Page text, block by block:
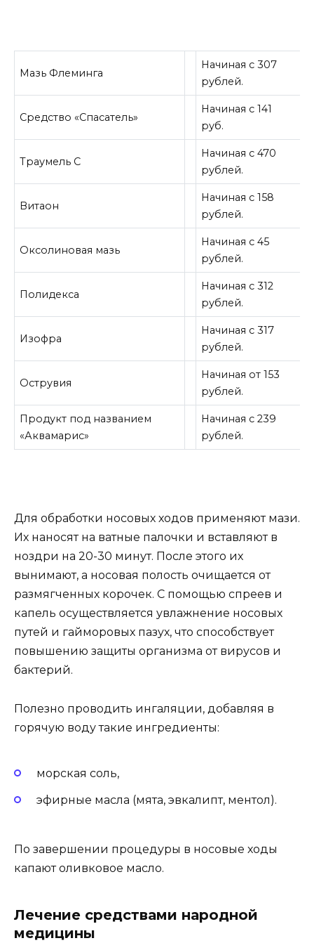
Мазь Флеминга
Начиная с 307
рублей.
Средство «Спасатель»
Начиная с 141
руб.
Траумель С
Начиная с 470
рублей.
Витаон
Начиная с 158
рублей.
Оксолиновая мазь
Начиная с 45
рублей.
Полидекса
Начиная с 312
рублей.
Изофра
Начиная с 317
рублей.
Острувия
Начиная от 153
рублей.
Продукт под названием
«Аквамарис»
Начиная с 239
рублей.
Для обработки носовых ходов применяют мази.
Их наносят на ватные палочки и вставляют в
ноздри на 20-30 минут. После этого их
вынимают, а носовая полость очищается от
размягченных корочек. С помощью спреев и
капель осуществляется увлажнение носовых
путей и гайморовых пазух, что способствует
повышению защиты организма от вирусов и
бактерий.
Полезно проводить ингаляции, добавляя в
горячую воду такие ингредиенты:
морская соль,
эфирные масла (мята, эвкалипт, ментол).
По завершении процедуры в носовые ходы
капают оливковое масло.
Лечение средствами народной
медицины